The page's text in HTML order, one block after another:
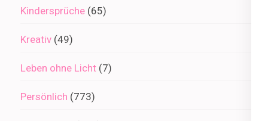
Kindersprüche (65)
Kreativ (49)
Leben ohne Licht (7)
Persönlich (773)